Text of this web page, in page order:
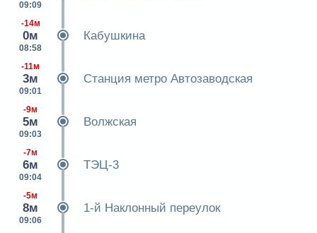
09:09
-14м
0м
08:58
Кабушкина
-11м
3м
09:01
Станция метро Автозаводская
-9м
5м
09:03
Волжская
-7м
6м
09:04
ТЭЦ-3
-5м
8м
09:06
1-й Наклонный переулок